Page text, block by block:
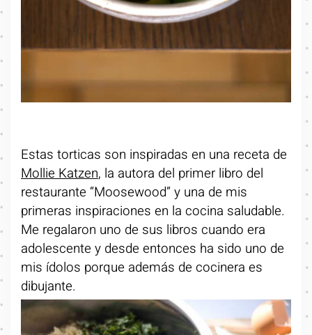
Estas torticas son inspiradas en una receta de
Mollie Katzen, la autora del primer libro del
restaurante “Moosewood” y una de mis
primeras inspiraciones en la cocina saludable.
Me regalaron uno de sus libros cuando era
adolescente y desde entonces ha sido uno de
mis ídolos porque además de cocinera es
dibujante.